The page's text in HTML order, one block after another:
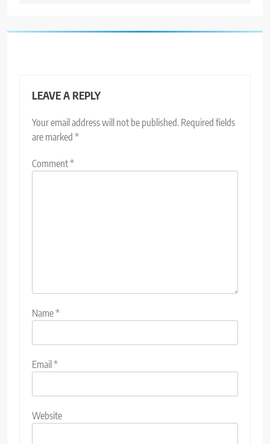
LEAVE A REPLY
Your email address will not be published. Required fields
are marked *
Comment*
Name*
Email*
Website